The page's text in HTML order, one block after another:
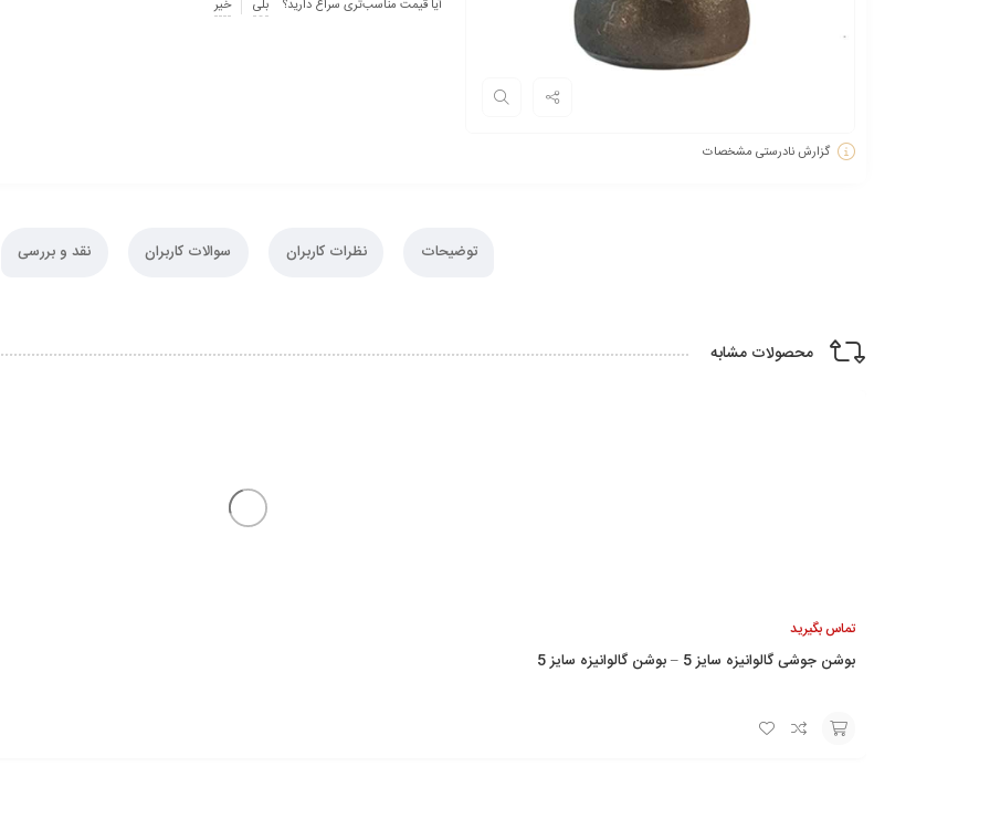
گزارش نادرستی مشخصات
آیا قیمت مناسب‌تری سراغ دارید؟ بلی خیر
توضیحات نظرات کاربران سوالات کاربران نقد و بررسی
محصولات مشابه
تماس بگیرید
بوشن جوشی گالوانیزه سایز 5 – بوشن گالوانیزه سایز 5